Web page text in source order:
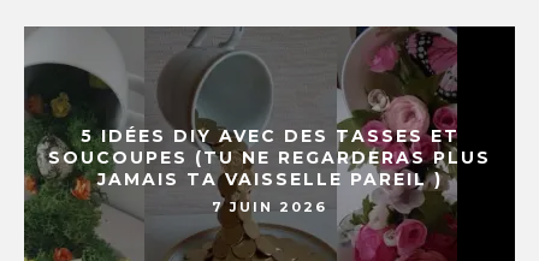
5 IDÉES DIY AVEC DES TASSES ET
SOUCOUPES (TU NE REGARDERAS PLUS
JAMAIS TA VAISSELLE PAREIL )
7 JUIN 2026